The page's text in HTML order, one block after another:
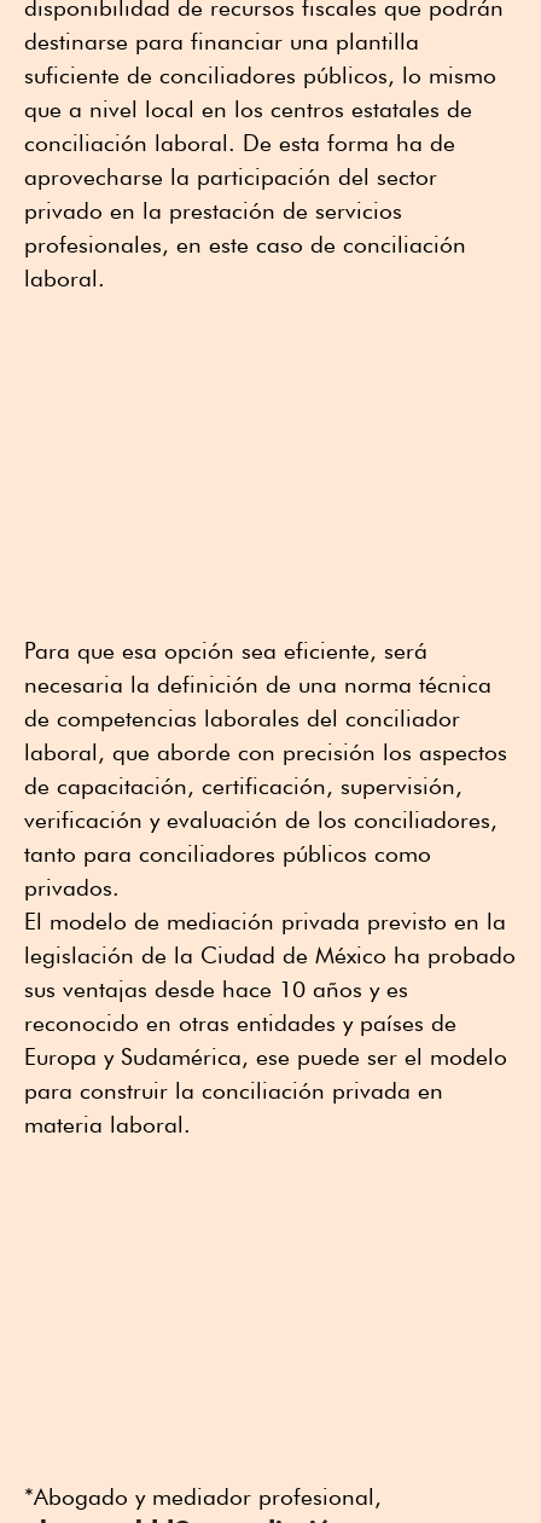
disponibilidad de recursos fiscales que podrán
destinarse para financiar una plantilla
suficiente de conciliadores públicos, lo mismo
que a nivel local en los centros estatales de
conciliación laboral. De esta forma ha de
aprovecharse la participación del sector
privado en la prestación de servicios
profesionales, en este caso de conciliación
laboral.
Para que esa opción sea eficiente, será
necesaria la definición de una norma técnica
de competencias laborales del conciliador
laboral, que aborde con precisión los aspectos
de capacitación, certificación, supervisión,
verificación y evaluación de los conciliadores,
tanto para conciliadores públicos como
privados.
El modelo de mediación privada previsto en la
legislación de la Ciudad de México ha probado
sus ventajas desde hace 10 años y es
reconocido en otras entidades y países de
Europa y Sudamérica, ese puede ser el modelo
para construir la conciliación privada en
materia laboral.
*Abogado y mediador profesional,